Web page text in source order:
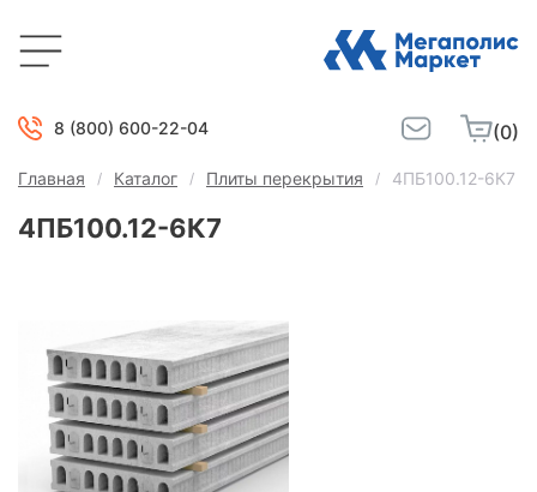
8 (800) 600-22-04 (0)
Главная Каталог Плиты перекрытия 4ПБ100.12-6К7
4ПБ100.12-6К7